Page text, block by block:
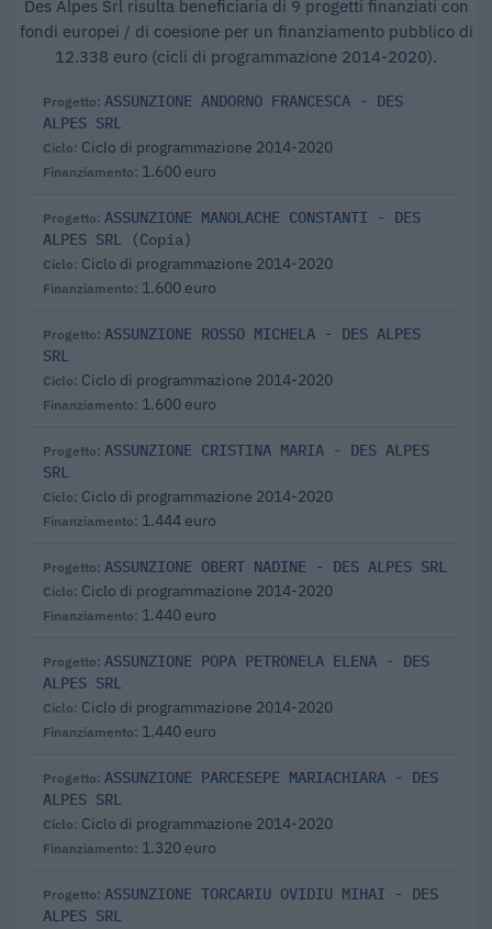
Des Alpes Srl risulta beneficiaria di 9 progetti finanziati con
fondi europei / di coesione per un finanziamento pubblico di
12.338 euro (cicli di programmazione 2014-2020).
ASSUNZIONE ANDORNO FRANCESCA - DES
ALPES SRL
Ciclo di programmazione 2014-2020
1.600 euro
ASSUNZIONE MANOLACHE CONSTANTI - DES
ALPES SRL (Copia)
Ciclo di programmazione 2014-2020
1.600 euro
ASSUNZIONE ROSSO MICHELA - DES ALPES
SRL
Ciclo di programmazione 2014-2020
1.600 euro
ASSUNZIONE CRISTINA MARIA - DES ALPES
SRL
Ciclo di programmazione 2014-2020
1.444 euro
ASSUNZIONE OBERT NADINE - DES ALPES SRL
Ciclo di programmazione 2014-2020
1.440 euro
ASSUNZIONE POPA PETRONELA ELENA - DES
ALPES SRL
Ciclo di programmazione 2014-2020
1.440 euro
ASSUNZIONE PARCESEPE MARIACHIARA - DES
ALPES SRL
Ciclo di programmazione 2014-2020
1.320 euro
ASSUNZIONE TORCARIU OVIDIU MIHAI - DES
ALPES SRL